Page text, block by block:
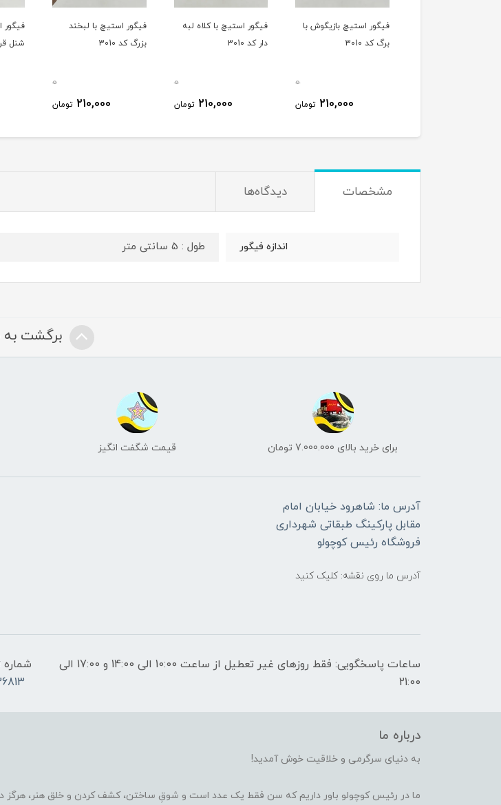
فیگور استیچ بازیگوش با
برگ کد 3010
0
210,000 تومان
فیگور استیچ با کلاه لبه
دار کد 3010
0
210,000 تومان
فیگور استیچ با لبخند
بزرگ کد 3010
0
210,000 تومان
فیگور
شنل
مشخصات دیدگاه‌ها
اندازه فیگور طول : 5 سانتی متر
برگشت به
برای خرید بالای 7.000.000 تومان قیمت شگفت انگیز
آدرس ما: شاهرود خیابان امام
مقابل پارکینگ طبقاتی شهرداری
فروشگاه رئیس کوچولو
آدرس ما روی نقشه: کلیک کنید
ساعات پاسخگویی: فقط روزهای غیر تعطیل از ساعت 10:00 الی 14:00 و 17:00 الی
21:00
023-
درباره ما
به دنیای سرگرمی و خلاقیت خوش آمدید!
ما در رئیس کوچولو باور داریم که سن فقط یک عدد است و شوقِ ساختن، کشف کردن و خلق هنر، هرگز